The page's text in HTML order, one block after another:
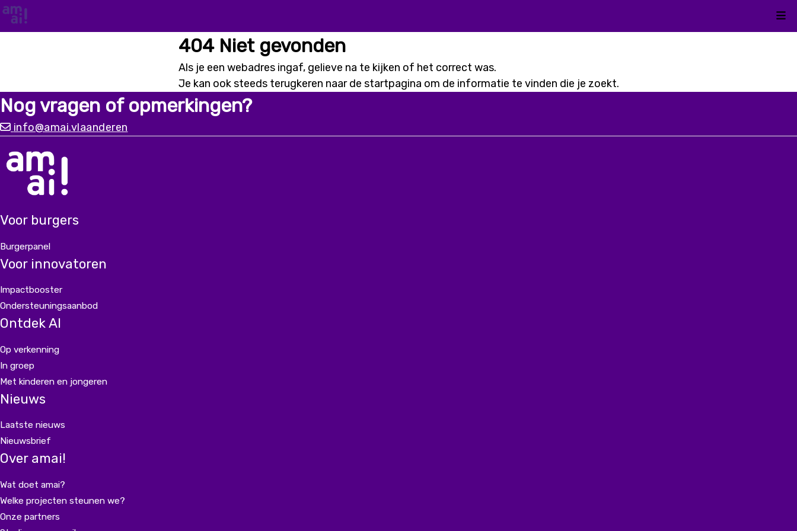
404 Niet gevonden
Als je een webadres ingaf, gelieve na te kijken of het correct was.
Je kan ook steeds terugkeren naar de startpagina om de informatie te vinden die je zoekt.
Nog vragen of opmerkingen?
info@amai.vlaanderen
Voor burgers
Burgerpanel
Voor innovatoren
Impactbooster
Ondersteuningsaanbod
Ontdek AI
Op verkenning
In groep
Met kinderen en jongeren
Nieuws
Laatste nieuws
Nieuwsbrief
Over amai!
Wat doet amai?
Welke projecten steunen we?
Onze partners